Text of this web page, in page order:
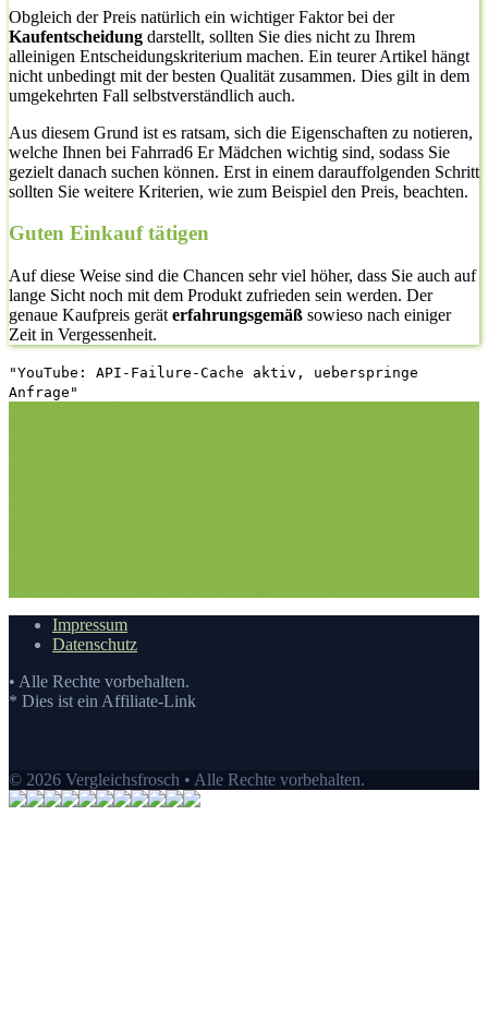
Obgleich der Preis natürlich ein wichtiger Faktor bei der
Kaufentscheidung darstellt, sollten Sie dies nicht zu Ihrem
alleinigen Entscheidungskriterium machen. Ein teurer Artikel hängt
nicht unbedingt mit der besten Qualität zusammen. Dies gilt in dem
umgekehrten Fall selbstverständlich auch.
Aus diesem Grund ist es ratsam, sich die Eigenschaften zu notieren,
welche Ihnen bei Fahrrad6 Er Mädchen wichtig sind, sodass Sie
gezielt danach suchen können. Erst in einem darauffolgenden Schritt
sollten Sie weitere Kriterien, wie zum Beispiel den Preis, beachten.
Guten Einkauf tätigen
Auf diese Weise sind die Chancen sehr viel höher, dass Sie auch auf
lange Sicht noch mit dem Produkt zufrieden sein werden. Der
genaue Kaufpreis gerät erfahrungsgemäß sowieso nach einiger
Zeit in Vergessenheit.
"YouTube: API-Failure-Cache aktiv, ueberspringe
Anfrage"
Impressum
Datenschutz
• Alle Rechte vorbehalten.
* Dies ist ein Affiliate-Link
© 2026 Vergleichsfrosch • Alle Rechte vorbehalten.